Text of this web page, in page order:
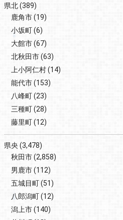
県北(389)
鹿角市(19)
小坂町(6)
大館市(67)
北秋田市(63)
上小阿仁村(14)
能代市(153)
八峰町(23)
三種町(28)
藤里町(12)
県央 (3,478)
秋田市(2,858)
男鹿市(112)
五城目町(51)
八郎潟町(12)
潟上市(140)